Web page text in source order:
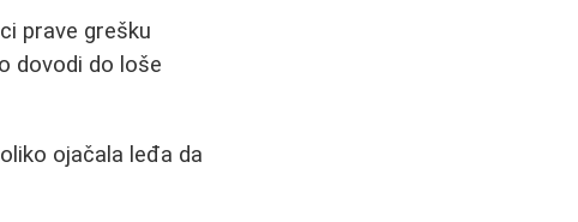
prave grešku
dovodi do loše
ojačala leđa da